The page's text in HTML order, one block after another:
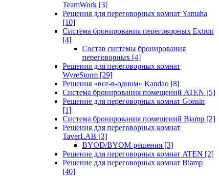
TeamWork [3]
Решения для переговорных комнат Yamaha
[10]
Система бронирования переговорных Extron
[4]
Состав системы бронирования
переговорных [4]
Решения для переговорных комнат
WyreStorm [29]
Решения «все-в-одном» Kandao [8]
Система бронирования помещений ATEN [5]
Решение для переговорных комнат Gonsin
[1]
Система бронирования помещений Biamp [2]
Решения для переговорных комнат
TaverLAB [3]
BYOD/BYOM-решения [3]
Решение для переговорных комнат ATEN [2]
Решение для переговорных комнат Biamp
[40]